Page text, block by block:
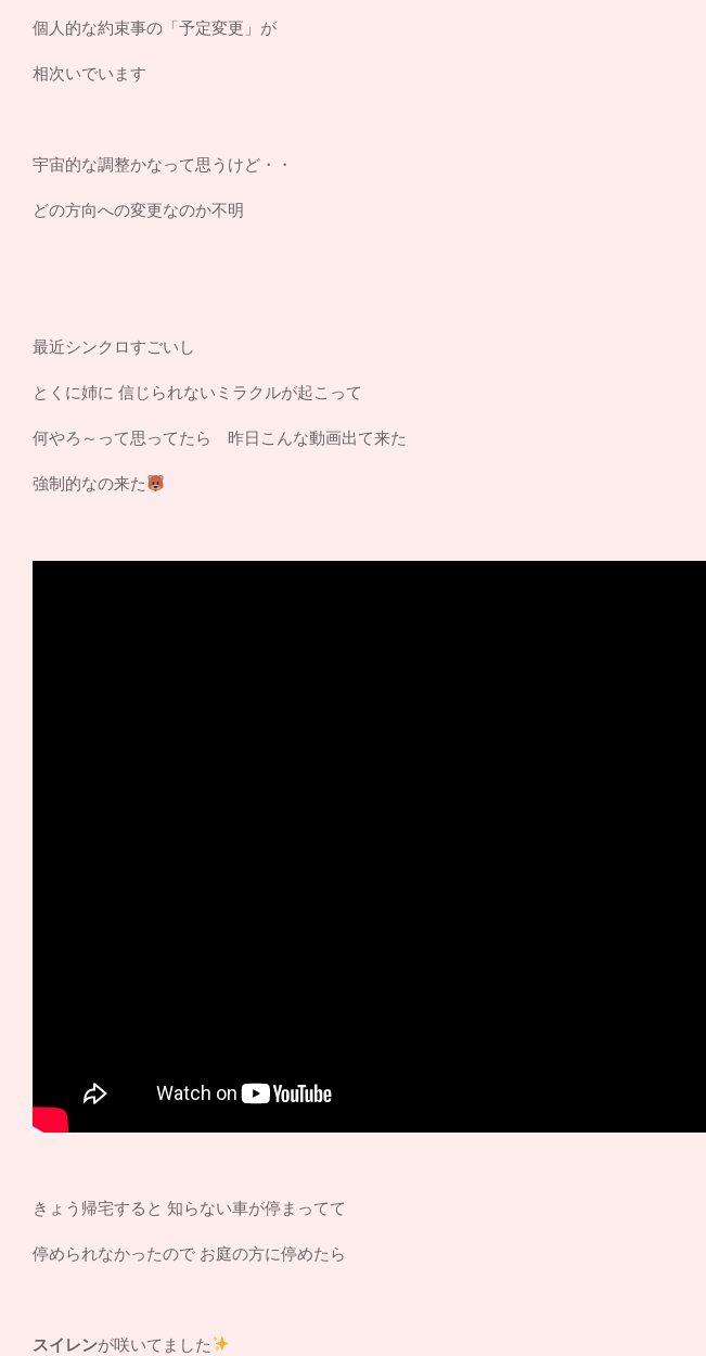
個人的な約束事の「予定変更」が
相次いでいます
宇宙的な調整かなって思うけど・・
どの方向への変更なのか不明
最近シンクロすごいし
とくに姉に 信じられないミラクルが起こって
何やろ～って思ってたら 昨日こんな動画出て来た
強制的なの来た
きょう帰宅すると 知らない車が停まってて
停められなかったので お庭の方に停めたら
スイレンが咲いてました